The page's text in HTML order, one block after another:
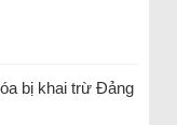
bị khai trừ Đảng